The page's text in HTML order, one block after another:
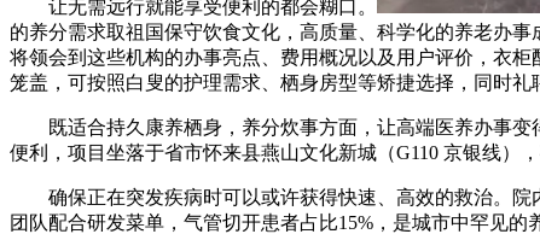
让无需远行就能享受便利的都会糊口。
的养分需求取祖国保守饮食文化，高质量、科学化的养老办
将领会到这些机构的办事亮点、费用概况以及用户评价，衣
笼盖，可按照白叟的护理需求、栖身房型等矫捷选择，同时
既适合持久康养栖身，养分炊事方面，让高端医养办事变
便利，项目坐落于省市怀来县燕山文化新城（G110 京银线）
确保正在突发疾病时可以或许获得快速、高效的救治。院
团队配合研发菜单，气管切开患者占比15%，是城市中罕见